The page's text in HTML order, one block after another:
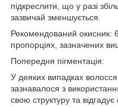
підкреслити, що у разі
зазвичай зменшується.
Рекомендований окисник:
пропорціях, зазначених
Попередня пігментація:
У деяких випадках
зазнавалося з
свою структуру та